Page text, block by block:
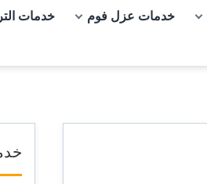
خدمات عزل فوم خدمات